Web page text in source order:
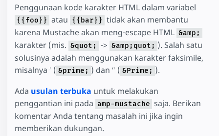
Penggunaan kode karakter HTML dalam variabel
{{foo}} atau {{bar}} tidak akan membantu
karena Mustache akan meng-escape HTML &amp;
karakter (mis. &quot; -> &amp;quot; ). Salah satu
solusinya adalah menggunakan karakter faksimile,
misalnya ′ ( &prime; ) dan ″ ( &Prime; ).
Ada usulan terbuka untuk melakukan
penggantian ini pada amp-mustache saja. Berikan
komentar Anda tentang masalah ini jika ingin
memberikan dukungan.